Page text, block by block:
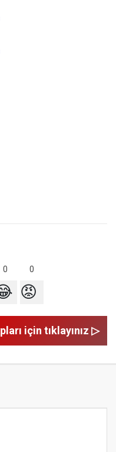
0 0
😡
için tıklayınız ▷